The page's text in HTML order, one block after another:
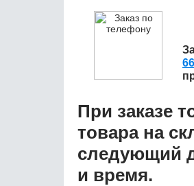
66
При заказе
товара на
следующий
и время.